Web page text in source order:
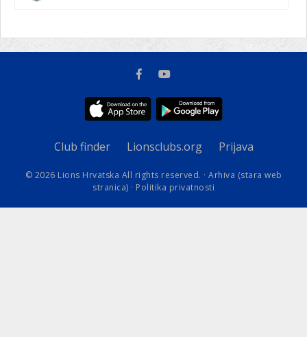
Club finder Lionsclubs.org Prijava
© 2026 Lions Hrvatska All rights reserved. · Arhiva (stara web
stranica) · Politika privatnosti